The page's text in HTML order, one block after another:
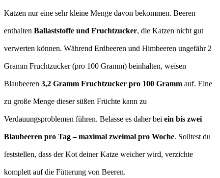
Katzen nur eine sehr kleine Menge davon bekommen. Beeren
enthalten Ballaststoffe und Fruchtzucker, die Katzen nicht gut
verwerten können. Während Erdbeeren und Himbeeren ungefähr 2
Gramm Fruchtzucker (pro 100 Gramm) beinhalten, weisen
Blaubeeren 3,2 Gramm Fruchtzucker pro 100 Gramm auf. Eine
zu große Menge dieser süßen Früchte kann zu
Verdauungsproblemen führen. Belasse es daher bei ein bis zwei
Blaubeeren pro Tag – maximal zweimal pro Woche. Solltest du
feststellen, dass der Kot deiner Katze weicher wird, verzichte
komplett auf die Fütterung von Beeren.